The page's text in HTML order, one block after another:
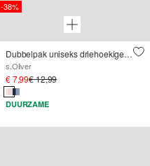
-38%
Dubbelpak uniseks driehoekige sjaals met drukknopen
s.Oliver
€ 7,99€ 12,99
DUURZAME